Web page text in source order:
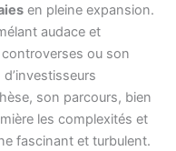
en pleine expansion.
audace et
ou son
son parcours, bien
les complexités et
fascinant et turbulent.